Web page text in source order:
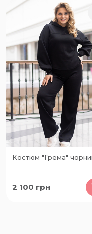
Костюм "Грема"
2 100 грн